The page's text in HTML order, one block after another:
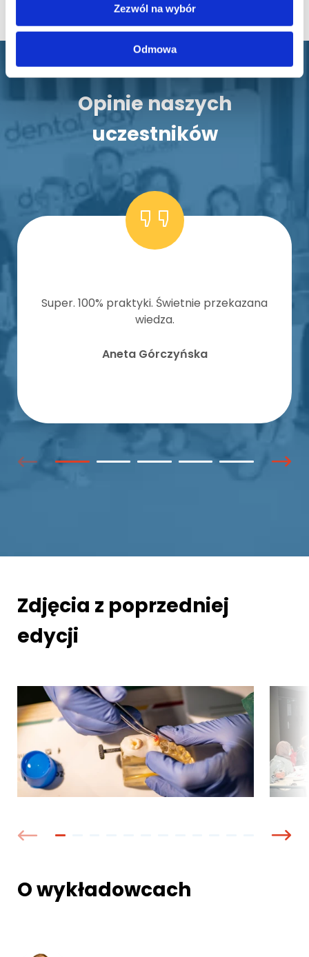
Zezwól na wybór
Odmowa
Opinie naszych
uczestników
Super. 100% praktyki. Świetnie przekazana
wiedza.
Aneta Górczyńska
Zdjęcia z poprzedniej
edycji
O wykładowcach